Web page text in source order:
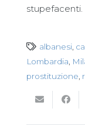
stupefacenti.
albanesi
Lombardia
prostituzione